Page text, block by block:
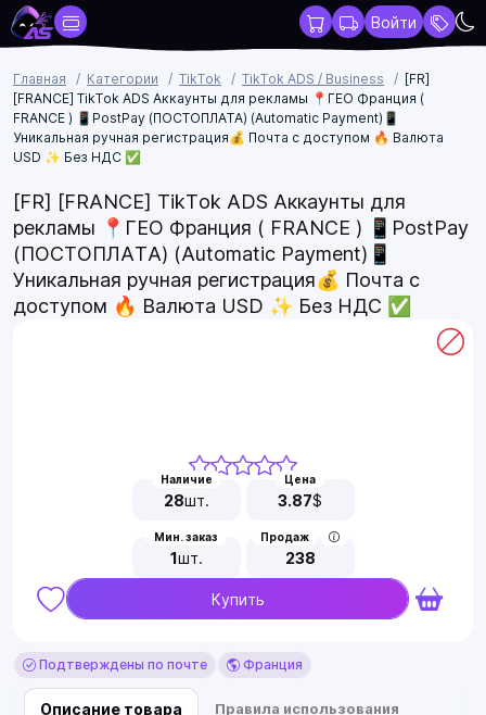
Войти
Главная Категории TikTok TikTok ADS / Business
[FR]
[FRANCE] TikTok ADS Аккаунты для рекламы 📍ГЕО Франция (
FRANCE ) 📱PostPay (ПОСТОПЛАТА) (Automatic Payment)📱
Уникальная ручная регистрация💰 Почта с доступом 🔥 Валюта
USD ✨ Без НДС ✅
[FR] [FRANCE] TikTok ADS Аккаунты для
рекламы 📍ГЕО Франция ( FRANCE ) 📱PostPay
(ПОСТОПЛАТА) (Automatic Payment)📱
Уникальная ручная регистрация💰 Почта с
доступом 🔥 Валюта USD ✨ Без НДС ✅
Наличие
28шт.
Цена
3.87$
Мин. заказ
1шт.
Продаж
238
Купить
Подтверждены по почте Франция
Описание товара Правила использования